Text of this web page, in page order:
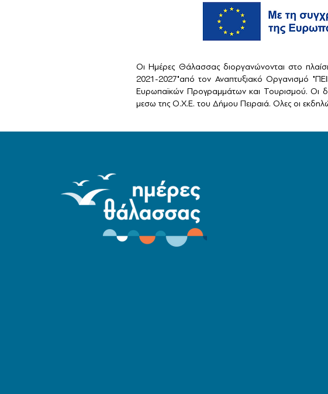
Οι Ημέρες Θάλασσας διοργανώνονται στο
2021-2027"από τον Αναπτυξιακό Οργανισμό
Ευρωπαϊκών Προγραμμάτων και Τουρισμού. Οι
μεσω της Ο.Χ.Ε. του Δήμου Πειραιά. Ολες οι